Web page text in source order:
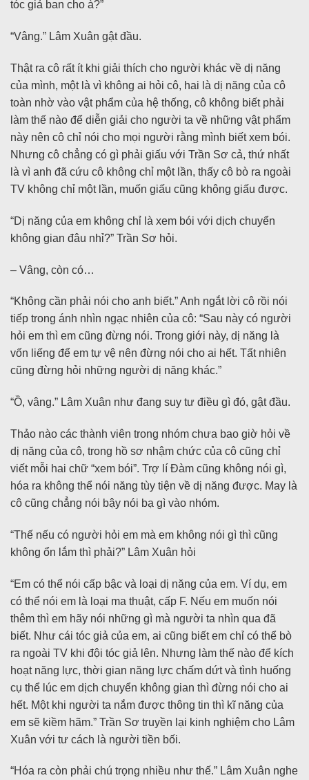
tóc giả ban cho à?”
“Vâng.” Lâm Xuân gật đầu.
Thật ra cô rất ít khi giải thích cho người khác về dị năng
của mình, một là vì không ai hỏi cô, hai là dị năng của cô
toàn nhờ vào vật phẩm của hệ thống, cô không biết phải
làm thế nào để diễn giải cho người ta về những vật phẩm
này nên cô chỉ nói cho mọi người rằng mình biết xem bói.
Nhưng cô chẳng có gì phải giấu với Trần Sơ cả, thứ nhất
là vì anh đã cứu cô không chỉ một lần, thấy cô bò ra ngoài
TV không chỉ một lần, muốn giấu cũng không giấu được.
“Dị năng của em không chỉ là xem bói với dịch chuyển
không gian đâu nhỉ?” Trần Sơ hỏi.
– Vâng, còn có…
“Không cần phải nói cho anh biết.” Anh ngắt lời cô rồi nói
tiếp trong ánh nhìn ngạc nhiên của cô: “Sau này có người
hỏi em thì em cũng đừng nói. Trong giới này, dị năng là
vốn liếng để em tự vệ nên đừng nói cho ai hết. Tất nhiên
cũng đừng hỏi những người dị năng khác.”
“Ồ, vâng.” Lâm Xuân như đang suy tư điều gì đó, gật đầu.
Thảo nào các thành viên trong nhóm chưa bao giờ hỏi về
dị năng của cô, trong hồ sơ nhậm chức của cô cũng chỉ
viết mỗi hai chữ “xem bói”. Trợ lí Đàm cũng không nói gì,
hóa ra không thể nói năng tùy tiện về dị năng được. May là
cô cũng chẳng nói bậy nói bạ gì vào nhóm.
“Thế nếu có người hỏi em mà em không nói gì thì cũng
không ổn lắm thì phải?” Lâm Xuân hỏi
“Em có thể nói cấp bậc và loại dị năng của em. Ví dụ, em
có thể nói em là loại ma thuật, cấp F. Nếu em muốn nói
thêm thì em hãy nói những gì mà người ta nhìn qua đã
biết. Như cái tóc giả của em, ai cũng biết em chỉ có thể bò
ra ngoài TV khi đội tóc giả lên. Nhưng làm thế nào để kích
hoạt năng lực, thời gian năng lực chấm dứt và tình huống
cụ thể lúc em dịch chuyển không gian thì đừng nói cho ai
hết. Một khi người ta nắm được thông tin thì kĩ năng của
em sẽ kiềm hãm.” Trần Sơ truyền lại kinh nghiệm cho Lâm
Xuân với tư cách là người tiền bối.
“Hóa ra còn phải chú trọng nhiều như thế.” Lâm Xuân nghe